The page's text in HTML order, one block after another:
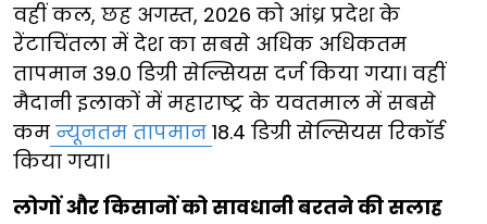
वहीं कल, छह अगस्त, 2026 को आंध्र प्रदेश के
रेंटाचिंतला में देश का सबसे अधिक अधिकतम
तापमान 39.0 डिग्री सेल्सियस दर्ज किया गया। वहीं
मैदानी इलाकों में महाराष्ट्र के यवतमाल में सबसे
कम न्यूनतम तापमान 18.4 डिग्री सेल्सियस रिकॉर्ड
किया गया।
लोगों और किसानों को सावधानी बरतने की सलाह